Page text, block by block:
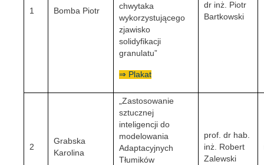
1 Bomba Piotr
chwytaka
wykorzystującego
zjawisko
solidyfikacji
granulatu”
⇒ Plakat
dr inż. Piotr
Bartkowski
2
Grabska
Karolina
„Zastosowanie
sztucznej
inteligencji do
modelowania
Adaptacyjnych
Tłumików
prof. dr hab.
inż. Robert
Zalewski